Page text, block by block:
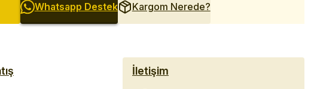
Whatsapp Destek Kargom Nerede?
İletişim